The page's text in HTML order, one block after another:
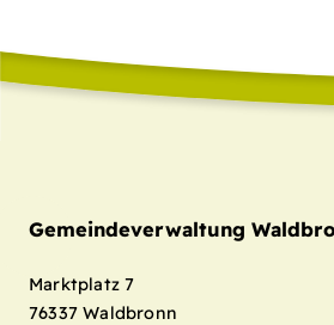
Gemeindeverwaltung
Marktplatz 7
76337 Waldbronn